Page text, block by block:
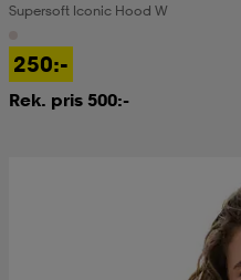
Supersoft Iconic Hood W
250:-
Rek. pris 500:-